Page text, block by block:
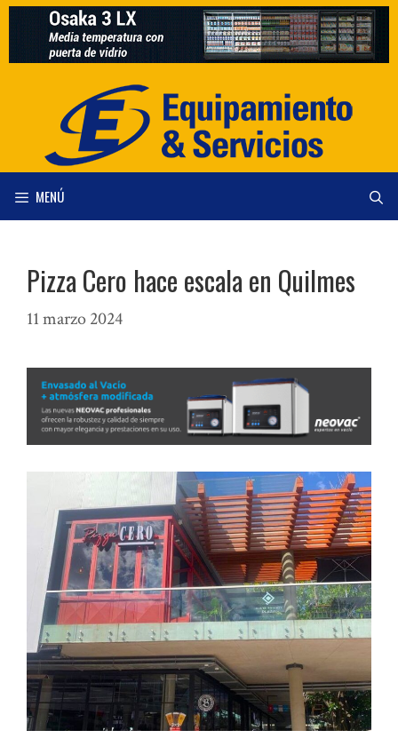
Saltar
contenido
MENÚ
Pizza Cero hace escala en Quilmes
11 marzo 2024